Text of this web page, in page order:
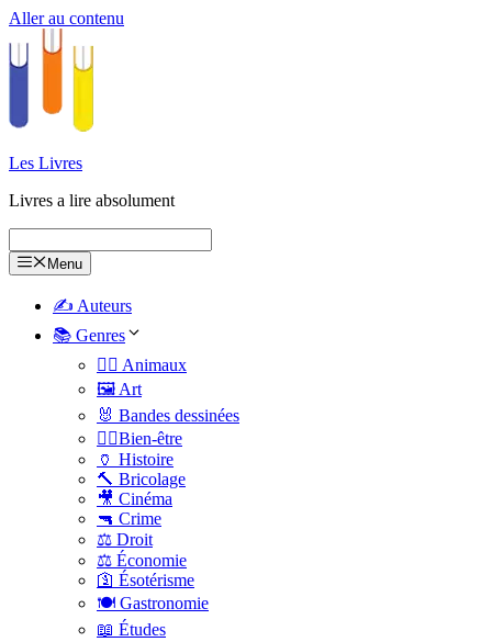
Aller au contenu
Les Livres
Livres a lire absolument
Menu
✍️ Auteurs
📚 Genres
🐕‍🦺 Animaux
🖼️ Art
🐰 Bandes dessinées
🧑‍⚕️Bien-être
🏺 Histoire
🔨 Bricolage
🎥 Cinéma
🔫 Crime
⚖️ Droit
⚖️ Économie
🛐 Ésotérisme
🍽️ Gastronomie
📖 Études